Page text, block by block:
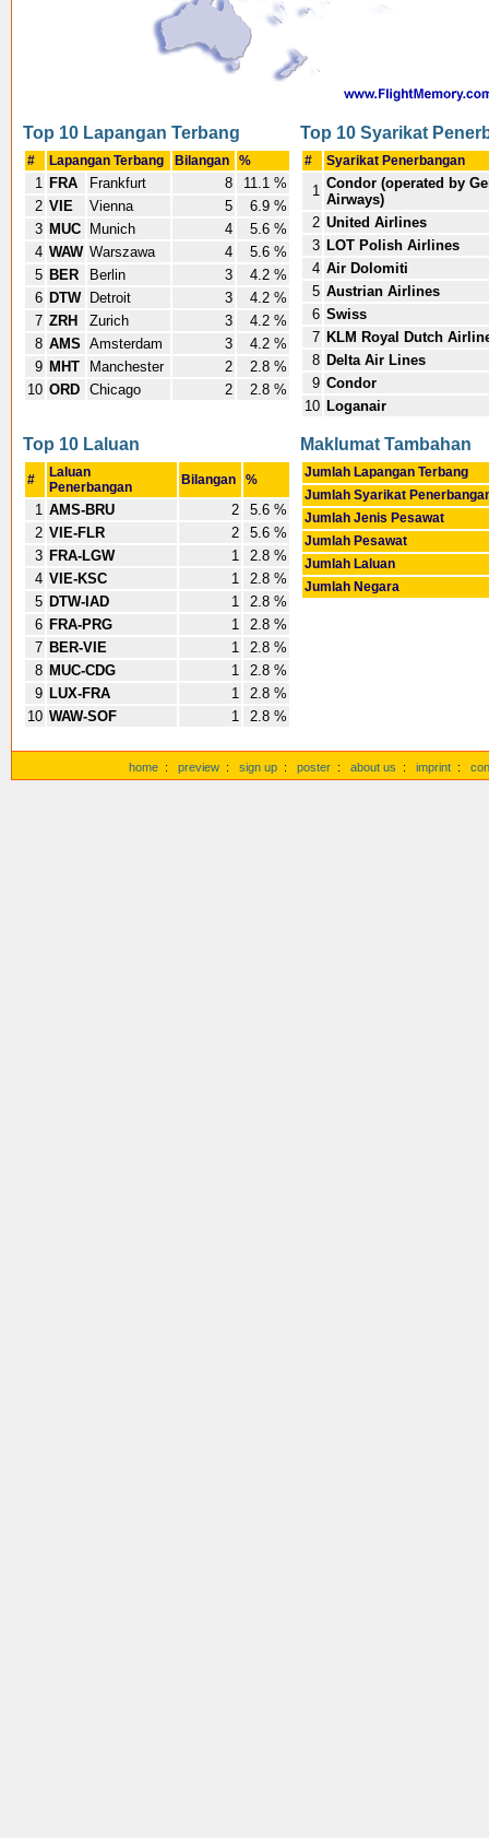
Top 10 Lapangan Terbang
# Lapangan Terbang Bilangan %
1 FRA Frankfurt 8
11.1 %
2 VIE Vienna 5
6.9 %
3 MUC Munich 4
5.6 %
4 WAW Warszawa 4
5.6 %
5 BER Berlin 3
4.2 %
6 DTW Detroit 3
4.2 %
7 ZRH Zurich 3
4.2 %
8 AMS Amsterdam 3
4.2 %
9 MHT Manchester 2
2.8 %
10 ORD Chicago 2 2.8 %
Top 10 Syarikat
# Syarikat Penerbangan
1 Condor (operated by
Airways)
2 United Airlines
3 LOT Polish Airlines
4 Air Dolomiti
5 Austrian Airlines
6 Swiss
7 KLM Royal Dutch
8 Delta Air Lines
9 Condor
10 Loganair
Top 10 Laluan
#
Laluan
Penerbangan
Bilangan %
1 AMS-BRU 2
5.6 %
2 VIE-FLR 2
5.6 %
3 FRA-LGW 1
2.8 %
4 VIE-KSC 1
2.8 %
5 DTW-IAD 1
2.8 %
6 FRA-PRG 1
2.8 %
7 BER-VIE 1
2.8 %
8 MUC-CDG 1
2.8 %
9 LUX-FRA 1
2.8 %
10 WAW-SOF 1 2.8 %
Maklumat Tambahan
Jumlah Lapangan Terbang
Jumlah Syarikat
Jumlah Jenis Pesawat
Jumlah Pesawat
Jumlah Laluan
Jumlah Negara
home : preview : sign up : poster : about us : imprint :